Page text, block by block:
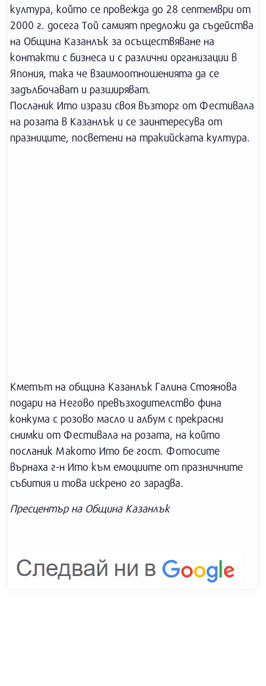
култура, който се провежда до 28 септември от
2000 г. досега Той самият предложи да съдейства
на Община Казанлък за осъществяване на
контакти с бизнеса и с различни организации в
Япония, така че взаимоотношенията да се
задълбочават и разширяват.
Посланик Ито изрази своя възторг от Фестивала
на розата в Казанлък и се заинтересува от
празниците, посветени на тракийската култура.
Кметът на община Казанлък Галина Стоянова
подари на Негово превъзходителство фина
конкума с розово масло и албум с прекрасни
снимки от Фестивала на розата, на който
посланик Макото Ито бе гост. Фотосите
върнаха г-н Ито към емоциите от празничните
събития и това искрено го зарадва.
Пресцентър на Община Казанлък